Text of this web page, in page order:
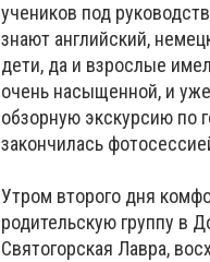
учеников под
знают английский,
дети, да и взрослые
очень насыщенной, и
обзорную экскурсию по
закончилась
Утром второго дня
родительскую группу в
Святогорская Лавра,